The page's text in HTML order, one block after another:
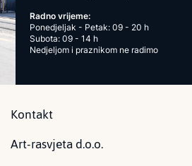
Radno vrijeme:
Ponedjeljak - Petak: 09 - 20 h
Subota: 09 - 14 h
Nedjeljom i praznikom ne radimo
Kontakt
Art-rasvjeta d.o.o.